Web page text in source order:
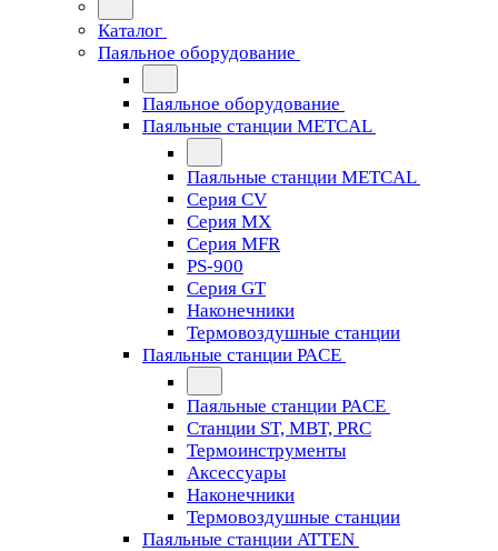
Каталог
Паяльное оборудование
Паяльное оборудование
Паяльные станции METCAL
Паяльные станции METCAL
Серия CV
Серия MX
Серия MFR
PS-900
Серия GT
Наконечники
Термовоздушные станции
Паяльные станции PACE
Паяльные станции PACE
Станции ST, MBT, PRC
Термоинструменты
Аксессуары
Наконечники
Термовоздушные станции
Паяльные станции ATTEN